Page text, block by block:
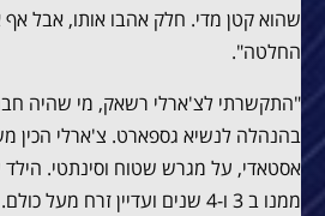
שהוא קטן מדי. חלק אהבו אותו, אבל
החלטה".
"התקשרתי לצ'ארלי רשאק, מי שהיה
בהנהלה לנשיא גספארט. צ'ארלי הכין
אסטאדי, על מגרש שטוח וסינתטי. הילד
ממנו ב 3 ו-4 שנים ועדיין זרח